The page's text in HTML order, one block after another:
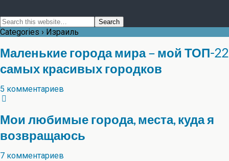
Categories › Израиль
Маленькие города мира – мой ТОП-22
самых красивых городков
5 комментариев
Мои любимые города, места, куда я
возвращаюсь
7 комментариев